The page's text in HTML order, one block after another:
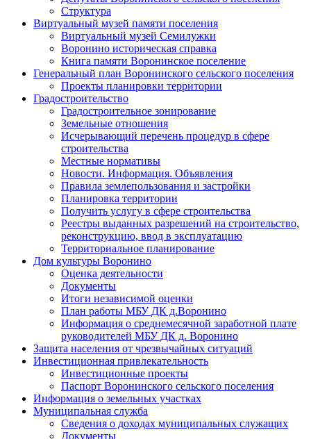
Структура
Виртуальный музей памяти поселения
Виртуальный музей Семилужки
Воронино историческая справка
Книга памяти Воронинское поселение
Генеральный план Воронинского сельского поселения
Проекты планировки территории
Градостроительство
Градостроительное зонирование
Земельные отношения
Исчерывающий перечень процедур в сфере
строительства
Местные нормативы
Новости. Информация. Объявления
Правила землепользования и застройки
Планировка территории
Получить услугу в сфере строительства
Реестры выданных разрешений на строительство,
реконструкцию, ввод в эксплуатацию
Территориальное планирование
Дом культуры Воронино
Оценка деятельности
Документы
Итоги независимой оценки
План работы МБУ ДК д.Воронино
Информация о среднемесячной заработной плате
руководителей МБУ ДК д. Воронино
Защита населения от чрезвычайных ситуаций
Инвестиционная привлекательность
Инвестиционные проекты
Паспорт Воронинского сельского поселения
Информация о земельных участках
Муниципальная служба
Сведения о доходах муниципальных служащих
Документы